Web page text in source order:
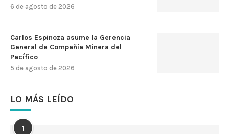
6 de agosto de 2026
Carlos Espinoza asume la Gerencia
General de Compañía Minera del
Pacífico
5 de agosto de 2026
LO MÁS LEÍDO
1